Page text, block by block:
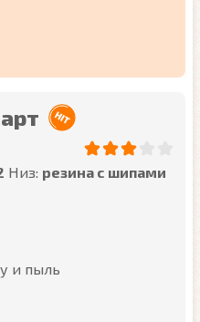
Низ: резина с шипами
и пыль